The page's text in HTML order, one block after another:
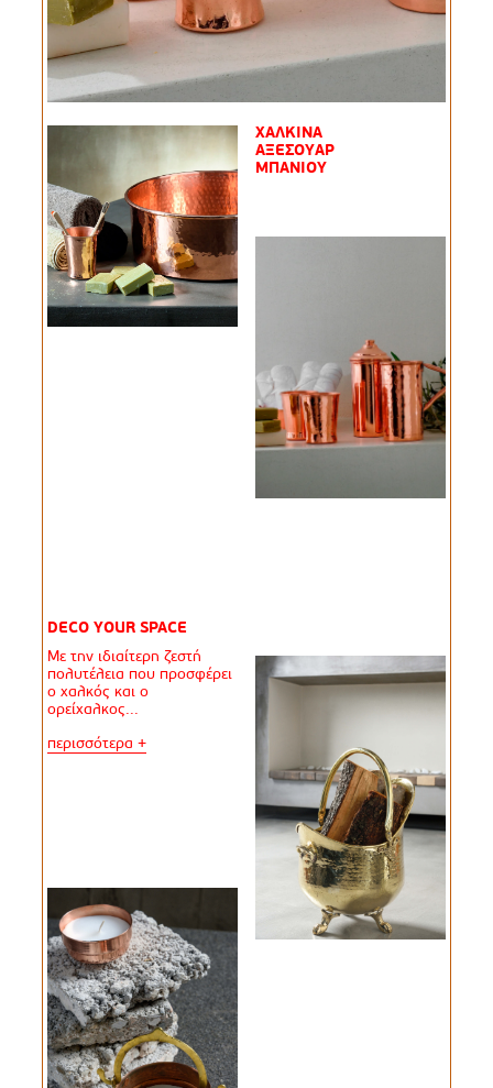
ΧΑΛΚΙΝΑ
ΑΞΕΣΟΥΑΡ
ΜΠΑΝΙΟΥ
DECO YOUR SPACE
Με την ιδιαίτερη ζεστή
πολυτέλεια που προσφέρει
ο χαλκός και ο
ορείχαλκος...
περισσότερα +